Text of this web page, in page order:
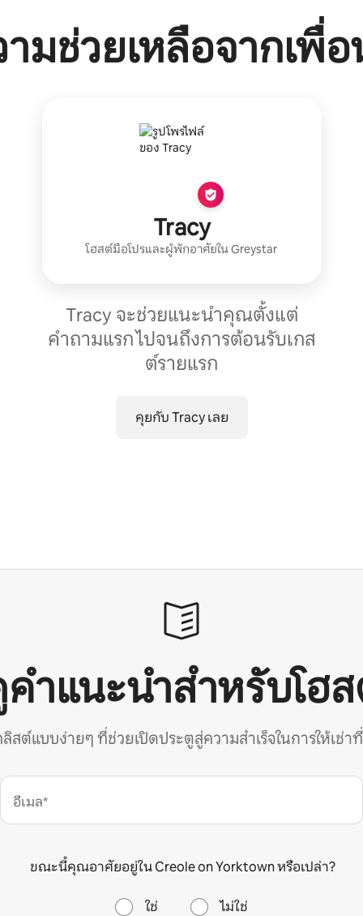
มช่วยเหลือจากเพื่
Tracy
โฮสต์มือโปรและผู้พักอาศัยในGreystar
Tracy จะช่วยแนะนำคุณตั้งแต่
คำถามแรก ไปจนถึงการต้อนรับเกส
ต์รายแรก
คุยกับ Tracy เลย
ำแนะนำสำหรับโฮ
ลิสต์แบบง่ายๆ ที่ช่วยเปิดประตูสู่ความสำเร็จในการให้เช่า
อีเมล*
ขณะนี้คุณอาศัยอยู่ใน Creole on Yorktown หรือเปล่า?
ใช่ ไม่ใช่